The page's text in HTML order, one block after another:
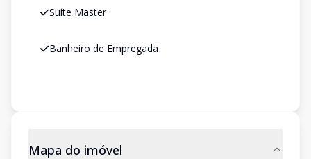
Suíte Master
Banheiro de Empregada
Mapa do imóvel